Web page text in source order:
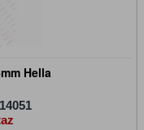
Hella